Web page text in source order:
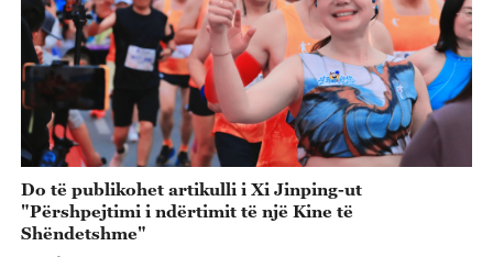
Do të publikohet artikulli i Xi Jinping-ut
"Përshpejtimi i ndërtimit të një Kine të
Shëndetshme"